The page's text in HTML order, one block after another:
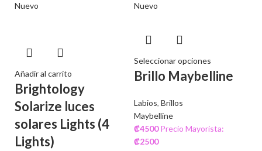
Nuevo
Añadir al carrito
Brightology
Solarize luces
solares Lights (4
Lights)
Nuevo
Seleccionar opciones
Brillo Maybelline
Labios, Brillos
Maybelline
₡4500 Precio Mayorista:
₡2500